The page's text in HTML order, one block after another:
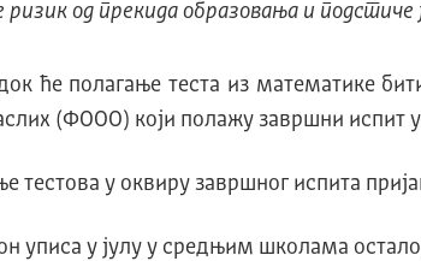
од прекида образовања и
ће полагање теста из математике
(ФООО) који полажу завршни испит у
тестова у оквиру завршног испита
уписа у јулу у средњим школама